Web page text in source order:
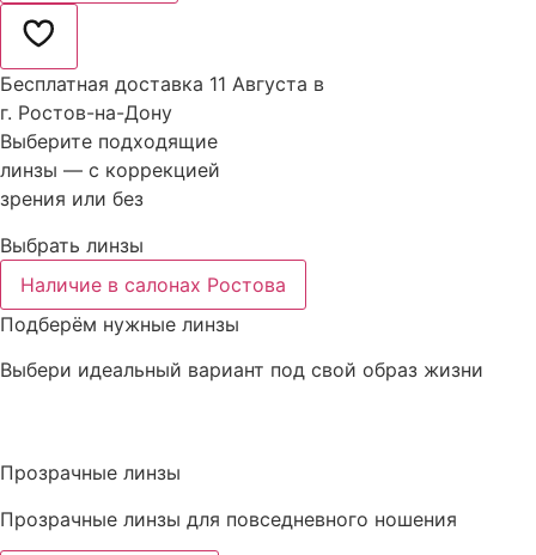
Бесплатная доставка 11 Августа в
г. Ростов-на-Дону
Выберите подходящие
линзы — с коррекцией
зрения или без
Выбрать линзы
Наличие в салонах Ростова
Подберём нужные линзы
Выбери идеальный вариант под свой образ жизни
Прозрачные линзы
Прозрачные линзы для повседневного ношения